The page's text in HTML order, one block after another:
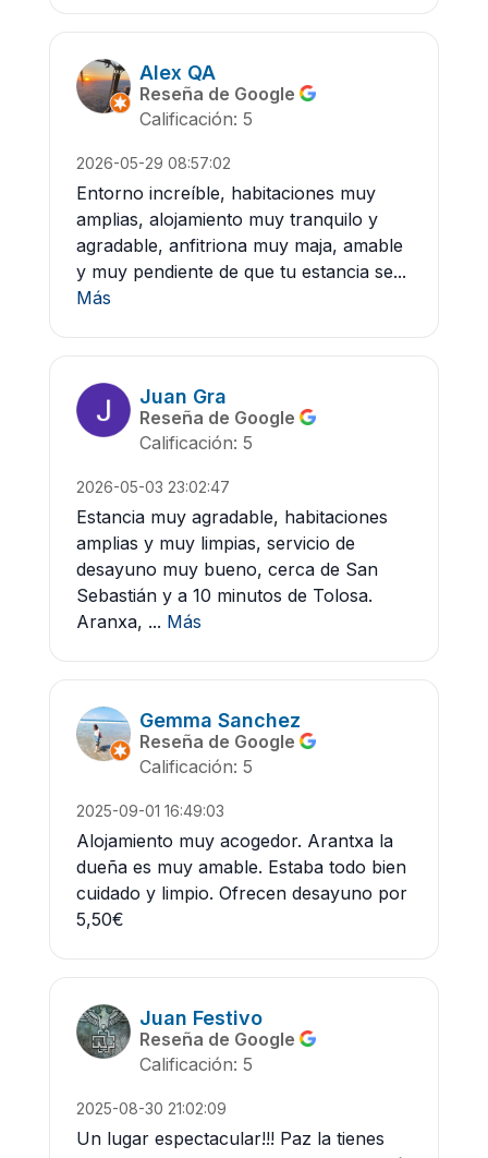
Alex QA
Reseña de Google
Calificación: 5
2026-05-29 08:57:02
Entorno increíble, habitaciones muy
amplias, alojamiento muy tranquilo y
agradable, anfitriona muy maja, amable
y muy pendiente de que tu estancia se...
Más
Juan Gra
Reseña de Google
Calificación: 5
2026-05-03 23:02:47
Estancia muy agradable, habitaciones
amplias y muy limpias, servicio de
desayuno muy bueno, cerca de San
Sebastián y a 10 minutos de Tolosa.
Aranxa, ... Más
Gemma Sanchez
Reseña de Google
Calificación: 5
2025-09-01 16:49:03
Alojamiento muy acogedor. Arantxa la
dueña es muy amable. Estaba todo bien
cuidado y limpio. Ofrecen desayuno por
5,50€
Juan Festivo
Reseña de Google
Calificación: 5
2025-08-30 21:02:09
Un lugar espectacular!!! Paz la tienes